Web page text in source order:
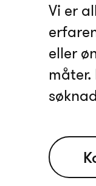
Vi er
eller